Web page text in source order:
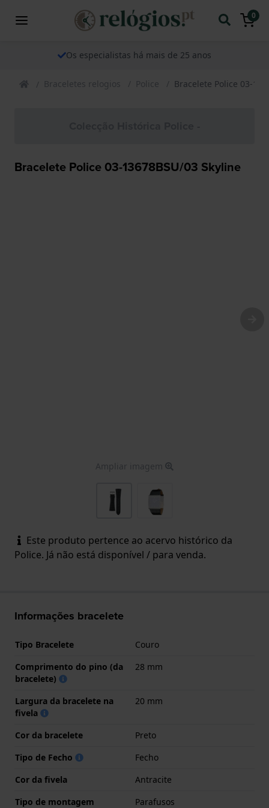
0
Os especialistas há mais de 25 anos
Braceletes relogios Police Bracelete Police 03-
Bracelete Police 03-13678BSU/03 Skyline
Ampliar imagem
Este produto pertence ao acervo histórico da
Police. Já não está disponível / para venda.
Informações bracelete
Tipo Bracelete
Couro
Comprimento do pino (da
bracelete)
28 mm
Largura da bracelete na
fivela
20 mm
Cor da bracelete
Preto
Tipo de Fecho
Fecho
Cor da fivela
Antracite
Tipo de montagem
Parafusos